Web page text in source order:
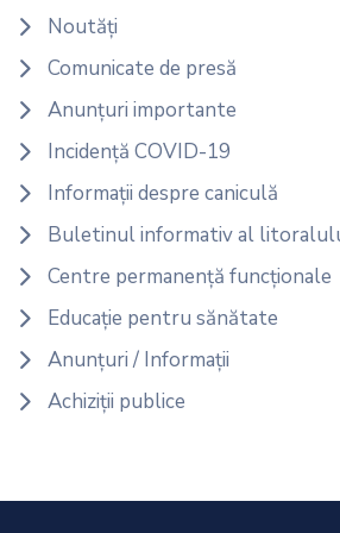
Noutăți
Comunicate de presă
Anunțuri importante
Incidență COVID-19
Informații despre caniculă
Buletinul informativ al
Centre permanență funcționale
Educație pentru sănătate
Anunțuri / Informații
Achiziții publice